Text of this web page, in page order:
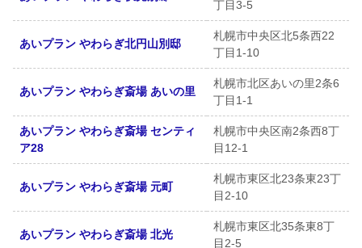
丁目3-5
あいプラン やわらぎ北円山別邸
札幌市中央区北5条西22
丁目1-10
あいプラン やわらぎ斎場 あいの里
札幌市北区あいの里2条6
丁目1-1
あいプラン やわらぎ斎場 センティ
ア28
札幌市中央区南2条西8丁
目12-1
あいプラン やわらぎ斎場 元町
札幌市東区北23条東23丁
目2-10
あいプラン やわらぎ斎場 北光
札幌市東区北35条東8丁
目2-5